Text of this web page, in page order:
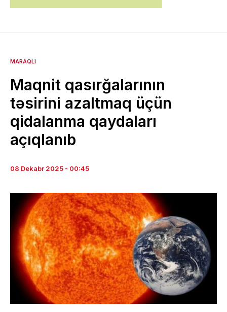
MARAQLI
Maqnit qasırğalarının
təsirini azaltmaq üçün
qidalanma qaydaları
açıqlanıb
08 Dekabr 2025 - 00:45